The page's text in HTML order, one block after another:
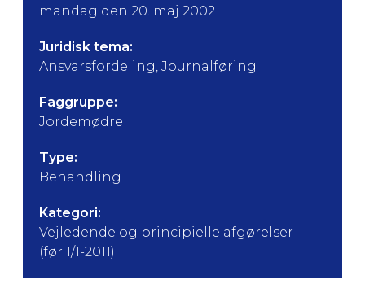
mandag den 20. maj 2002
Juridisk tema:
Ansvarsfordeling, Journalføring
Faggruppe:
Jordemødre
Type:
Behandling
Kategori:
Vejledende og principielle afgørelser
(før 1/1-2011)